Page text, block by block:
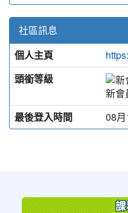
社區訊息
個人主頁
頭銜等級
新會
最後登入時間
08
課